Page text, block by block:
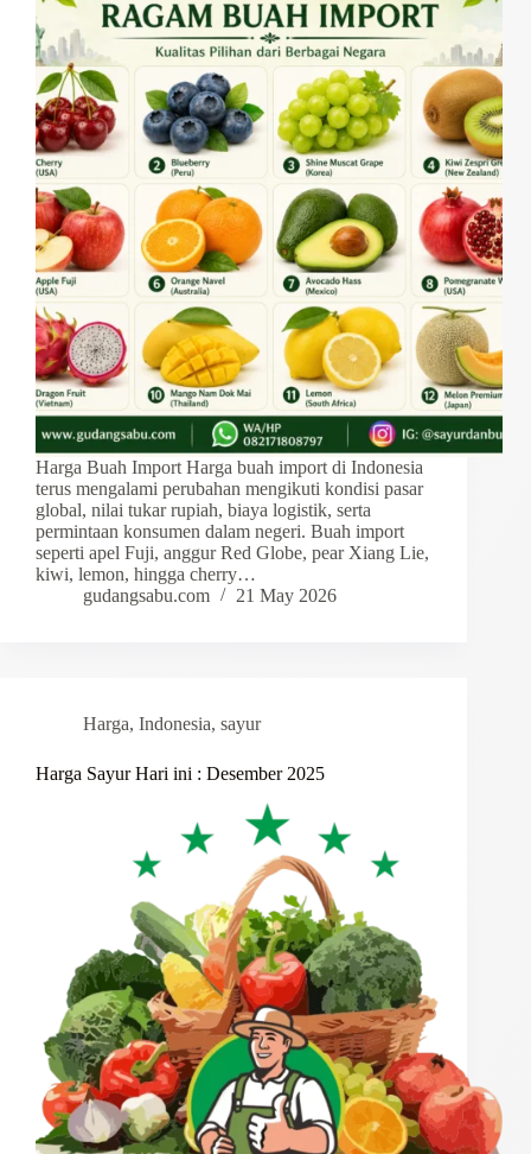
Harga Buah Import Harga buah import di Indonesia
terus mengalami perubahan mengikuti kondisi pasar
global, nilai tukar rupiah, biaya logistik, serta
permintaan konsumen dalam negeri. Buah import
seperti apel Fuji, anggur Red Globe, pear Xiang Lie,
kiwi, lemon, hingga cherry…
gudangsabu.com
21 May 2026
Harga, Indonesia, sayur
Harga Sayur Hari ini : Desember 2025